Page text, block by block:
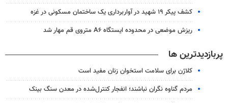
کشف پیکر ۱۹ شهید در آواربرداری یک ساختمان مسکونی در غزه
ریزش موضعی در محدوده ایستگاه A۶ متروی قم مهار شد
پربازدیدترین ها
کلاژن برای سلامت استخوان زنان مفید است
مردم گناوه نگران نباشند؛ انفجار کنترل‌شده در معدن سنگ بینک